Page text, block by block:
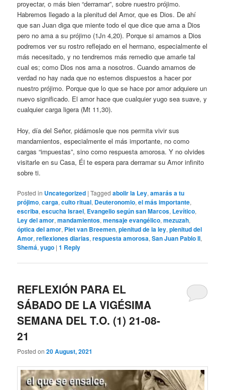
proyectar, o más bien “derramar”, sobre nuestro prójimo.
Habremos llegado a la plenitud del Amor, que es Dios. De ahí
que san Juan diga que miente todo el que dice que ama a Dios
pero no ama a su prójimo (1Jn 4,20). Porque si amamos a Dios
podremos ver su rostro reflejado en el hermano, especialmente el
más necesitado, y no tendremos más remedio que amarle tal
cual es; como Dios nos ama a nosotros. Cuando amamos de
verdad no hay nada que no estemos dispuestos a hacer por
nuestro prójimo. Porque que lo que se hace por amor adquiere un
nuevo significado. El amor hace que cualquier yugo sea suave, y
cualquier carga ligera (Mt 11,30).
Hoy, día del Señor, pidámosle que nos permita vivir sus
mandamientos, especialmente el más importante, no como
cargas “impuestas”, sino como respuesta amorosa. Y no olvides
visitarle en su Casa, Él te espera para derramar su Amor infinito
sobre ti.
Posted in Uncategorized |Tagged abolir la Ley,amarás a tu
prójimo,carga,culto ritual, Deuteronomio,el más importante,
escriba,escucha Israel, Evangelio según san Marcos, Levítico,
Ley del amor,mandamientos,mensaje evangélico,mezuzah,
óptica del amor, Piet van Breemen,plenitud de la ley,plenitud del
Amor,reflexiones diarias,respuesta amorosa,San Juan Pablo II,
Shemá,yugo |1 Reply
REFLEXIÓN PARA EL
SÁBADO DE LA VIGÉSIMA
SEMANA DEL T.O. (1) 21-08-
21
Posted on20 August, 2021